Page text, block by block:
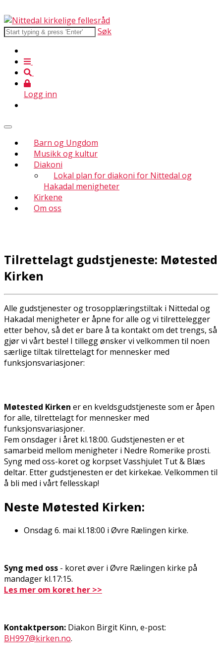
Søk
Logg inn
Barn og Ungdom
Musikk og kultur
Diakoni
Lokal plan for diakoni for Nittedal og
Hakadal menigheter
Kirkene
Om oss
Tilrettelagt gudstjeneste: Møtested
Kirken
Alle gudstjenester og trosopplæringstiltak i Nittedal og
Hakadal menigheter er åpne for alle og vi tilrettelegger
etter behov, så det er bare å ta kontakt om det trengs, så
gjør vi vårt beste! I tillegg ønsker vi velkommen til noen
særlige tiltak tilrettelagt for mennesker med
funksjonsvariasjoner:
Møtested Kirken er en kveldsgudstjeneste som er åpen
for alle, tilrettelagt for mennesker med
funksjonsvariasjoner.
Fem onsdager i året kl.18:00. Gudstjenesten er et
samarbeid mellom menigheter i Nedre Romerike prosti.
Syng med oss-koret og korpset Vasshjulet Tut & Blæs
deltar. Etter gudstjenesten er det kirkekaffe. Velkommen til
å bli med i vårt fellesskap!
Neste Møtested Kirken:
Onsdag 6. mai kl.18:00 i Øvre Rælingen kirke.
Syng med oss - koret øver i Øvre Rælingen kirke på
mandager kl.17:15.
Les mer om koret her >>
Kontaktperson: Diakon Birgit Kinn, e-post:
BH997@kirken.no.